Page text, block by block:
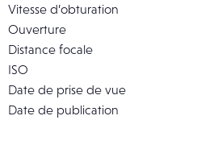
Vitesse d’obturation
Ouverture
Distance focale
ISO
Date de prise de vue
Date de publication